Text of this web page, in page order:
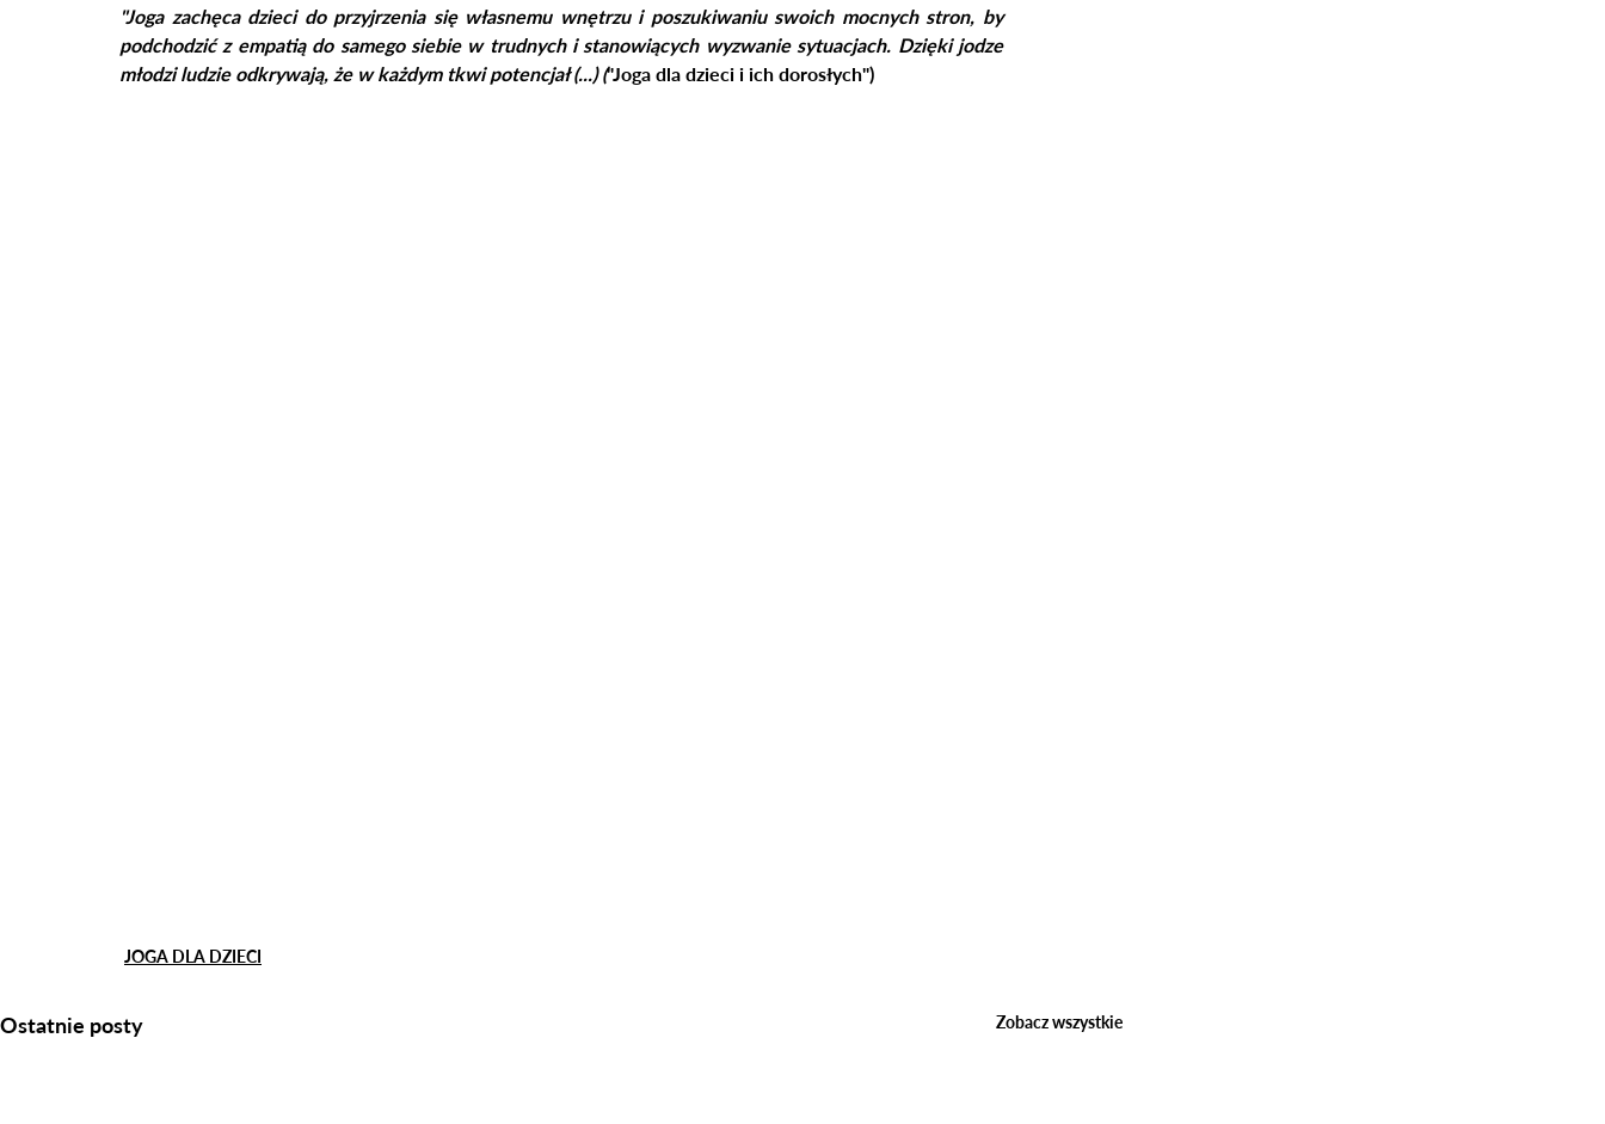
"Joga zachęca dzieci do przyjrzenia się własnemu wnętrzu i poszukiwaniu swoich mocnych stron, by
podchodzić z empatią do samego siebie w trudnych i stanowiących wyzwanie sytuacjach. Dzięki jodze
młodzi ludzie odkrywają, że w każdym tkwi potencjał (...) ("Joga dla dzieci i ich dorosłych")
JOGA DLA DZIECI
Ostatnie posty Zobacz wszystkie